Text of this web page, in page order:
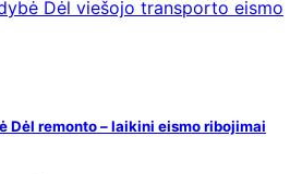
Dėl viešojo transporto eismo
Dėl remonto – laikini eismo ribojimai